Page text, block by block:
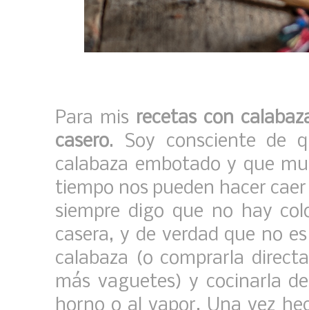
Para mis recetas con
casero. Soy consciente de
calabaza embotado y que
tiempo nos pueden hacer
siempre digo que no hay
casera, y de verdad que no
calabaza (o comprarla
más vaguetes) y cocinarla
horno o al vapor. Una vez